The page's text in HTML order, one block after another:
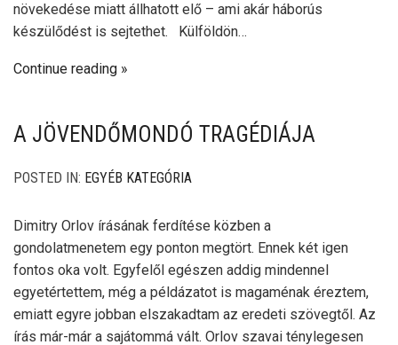
növekedése miatt állhatott elő – ami akár háborús
készülődést is sejtethet. Külföldön…
Continue reading
A JÖVENDŐMONDÓ TRAGÉDIÁJA
POSTED IN: EGYÉB KATEGÓRIA
Dimitry Orlov írásának ferdítése közben a
gondolatmenetem egy ponton megtört. Ennek két igen
fontos oka volt. Egyfelől egészen addig mindennel
egyetértettem, még a példázatot is magaménak éreztem,
emiatt egyre jobban elszakadtam az eredeti szövegtől. Az
írás már-már a sajátommá vált. Orlov szavai ténylegesen